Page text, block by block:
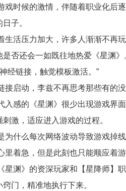
戏时候的激情，伴随着职业化后
子。
生活压力加大，许多人渐渐不再
是否还会一如既往地热爱《星渊》
经链接，触觉模板激活。”
接启动，李兹不再思考那些有的没
入感的《星渊》很少出现游戏界
刺激，适应进入游戏的过程。
为什么每次网络波动导致游戏掉
里着急，但是此刻也只能顺应着游
星渊》的资深玩家和【星降师】
窍门，精准地执行下来。